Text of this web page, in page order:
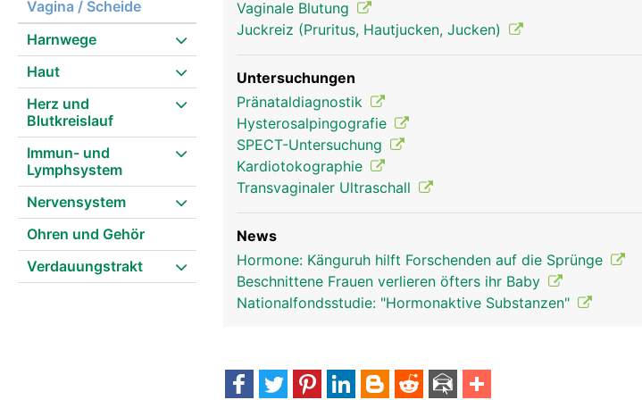
Vagina / Scheide
Harnwege
Haut
Herz und
Blutkreislauf
Immun- und
Lymphsystem
Nervensystem
Ohren und Gehör
Verdauungstrakt
Vaginale Blutung
Juckreiz (Pruritus, Hautjucken, Jucken)
Untersuchungen
Pränataldiagnostik
Hysterosalpingografie
SPECT-Untersuchung
Kardiotokographie
Transvaginaler Ultraschall
News
Hormone: Känguruh hilft Forschenden auf die Sprünge
Beschnittene Frauen verlieren öfters ihr Baby
Nationalfondsstudie: "Hormonaktive Substanzen"